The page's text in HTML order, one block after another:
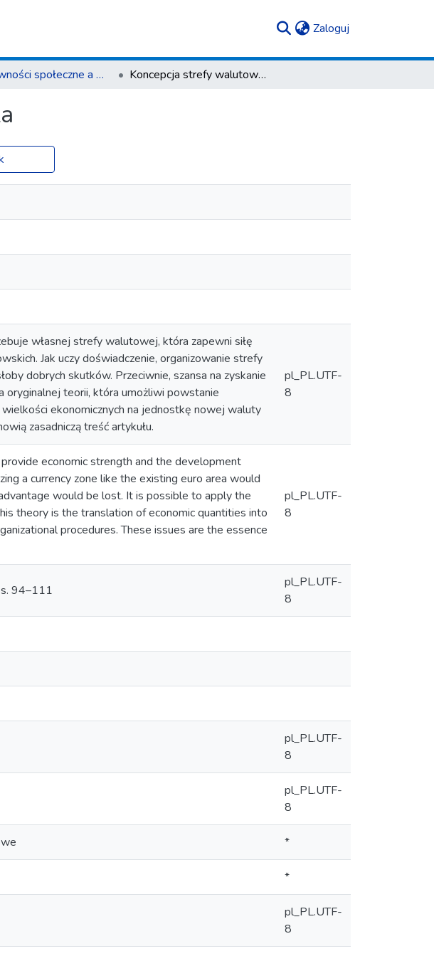
Zaloguj
Nierówności społeczne a wzrost gospodarczy z. 55(3)/2018 Koncepcja strefy walutowej Międzymorza
własnej strefy walutowej, która zapewni siłę
Jak uczy doświadczenie, organizowanie strefy
dobrych skutków. Przeciwnie, szansa na zyskanie
oryginalnej teorii, która umożliwi powstanie
ekonomicznych na jednostkę nowej waluty
zasadniczą treść artykułu.
pl_PL.UTF-
8
economic strength and the development
a currency zone like the existing euro area would
would be lost. It is possible to apply the
theory is the translation of economic quantities into
procedures. These issues are the essence
pl_PL.UTF-
8
94–111
pl_PL.UTF-
8
pl_PL.UTF-
8
pl_PL.UTF-
8
*
*
pl_PL.UTF-
8